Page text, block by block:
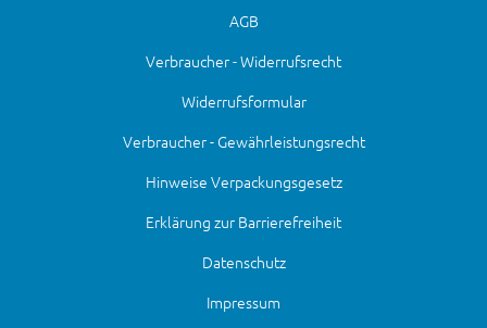
AGB
Verbraucher - Widerrufsrecht
Widerrufsformular
Verbraucher - Gewährleistungsrecht
Hinweise Verpackungsgesetz
Erklärung zur Barrierefreiheit
Datenschutz
Impressum